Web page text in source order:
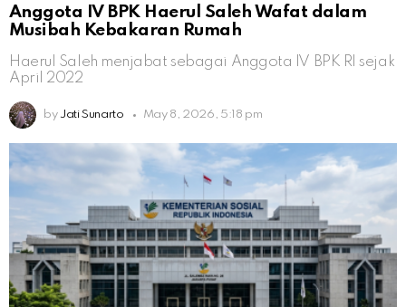
Anggota IV BPK Haerul Saleh Wafat dalam
Musibah Kebakaran Rumah
Haerul Saleh menjabat sebagai Anggota IV BPK RI sejak
April 2022
by Jati Sunarto May 8, 2026, 5:18 pm